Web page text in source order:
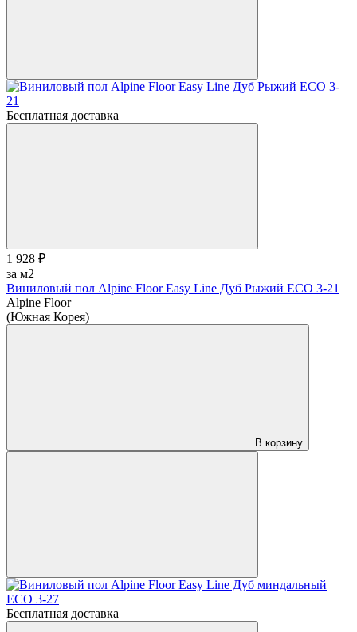
Бесплатная доставка
1 928 ₽
за м2
Виниловый пол Alpine Floor Easy Line Дуб Рыжий ЕСО 3-21
Alpine Floor
(Южная Корея)
В корзину
Бесплатная доставка